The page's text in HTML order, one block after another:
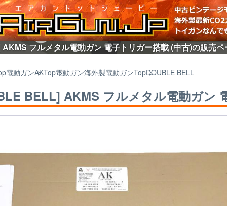
フルメタル電動ガン 電子トリガー搭載 (中古)の販売
電動ガンAKTop電動ガン海外製電動ガンTopDOUBLE BELL
BELL] AKMS フルメタル電動ガン